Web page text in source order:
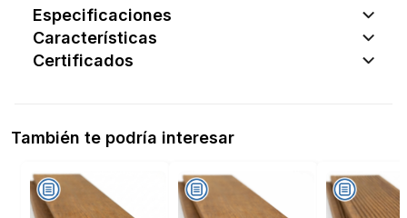
Especificaciones
Características
Certificados
También te podría interesar